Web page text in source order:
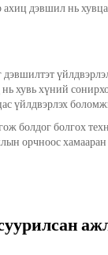
ахиц дэвшил нь
дэвшилтэт
хувь хүний
үйлдвэрлэх
болдог болгох
орчноос хамааран